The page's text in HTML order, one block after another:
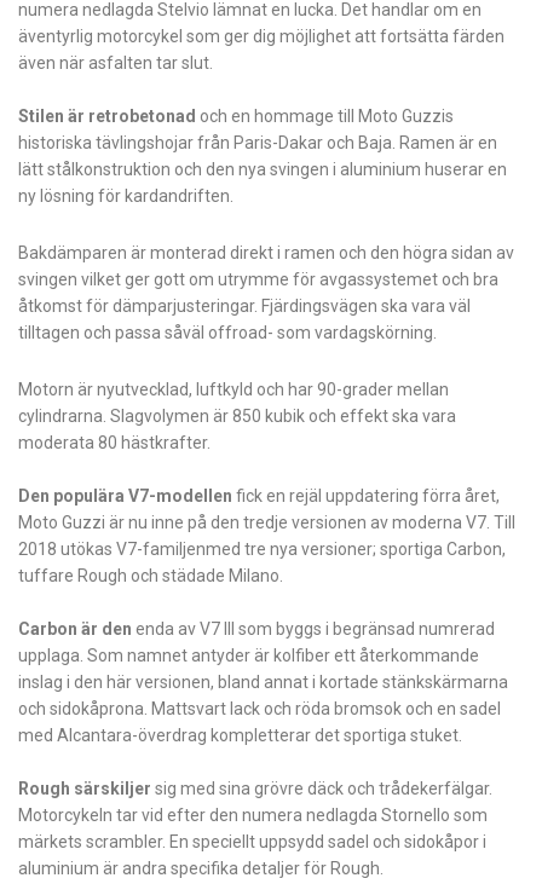
numera nedlagda Stelvio lämnat en lucka. Det handlar om en
äventyrlig motorcykel som ger dig möjlighet att fortsätta färden
även när asfalten tar slut.
Stilen är retrobetonad och en hommage till Moto Guzzis
historiska tävlingshojar från Paris-Dakar och Baja. Ramen är en
lätt stålkonstruktion och den nya svingen i aluminium huserar en
ny lösning för kardandriften.
Bakdämparen är monterad direkt i ramen och den högra sidan av
svingen vilket ger gott om utrymme för avgassystemet och bra
åtkomst för dämparjusteringar. Fjärdingsvägen ska vara väl
tilltagen och passa såväl offroad- som vardagskörning.
Motorn är nyutvecklad, luftkyld och har 90-grader mellan
cylindrarna. Slagvolymen är 850 kubik och effekt ska vara
moderata 80 hästkrafter.
Den populära V7-modellen fick en rejäl uppdatering förra året,
Moto Guzzi är nu inne på den tredje versionen av moderna V7. Till
2018 utökas V7-familjenmed tre nya versioner; sportiga Carbon,
tuffare Rough och städade Milano.
Carbon är den enda av V7 III som byggs i begränsad numrerad
upplaga. Som namnet antyder är kolfiber ett återkommande
inslag i den här versionen, bland annat i kortade stänkskärmarna
och sidokåprona. Mattsvart lack och röda bromsok och en sadel
med Alcantara-överdrag kompletterar det sportiga stuket.
Rough särskiljer sig med sina grövre däck och trådekerfälgar.
Motorcykeln tar vid efter den numera nedlagda Stornello som
märkets scrambler. En speciellt uppsydd sadel och sidokåpor i
aluminium är andra specifika detaljer för Rough.